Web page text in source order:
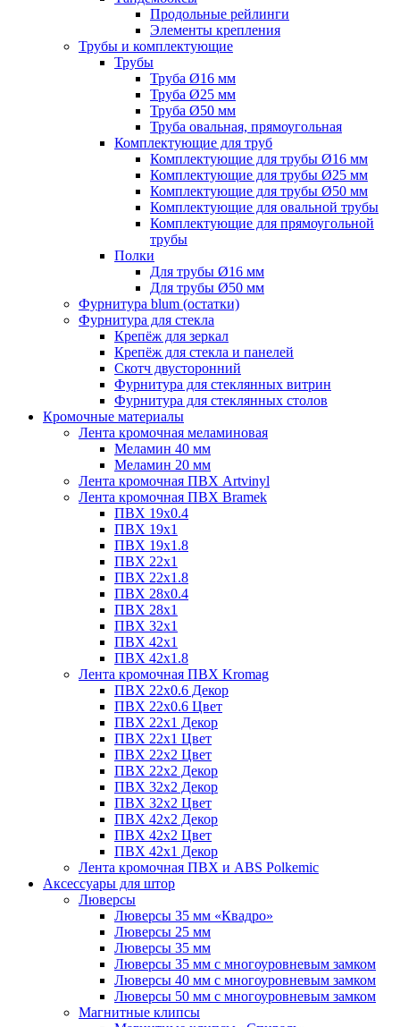
Продольные рейлинги
Элементы крепления
Трубы и комплектующие
Трубы
Труба Ø16 мм
Труба Ø25 мм
Труба Ø50 мм
Труба овальная, прямоугольная
Комплектующие для труб
Комплектующие для трубы Ø16 мм
Комплектующие для трубы Ø25 мм
Комплектующие для трубы Ø50 мм
Комплектующие для овальной трубы
Комплектующие для прямоугольной
трубы
Полки
Для трубы Ø16 мм
Для трубы Ø50 мм
Фурнитура blum (остатки)
Фурнитура для стекла
Крепёж для зеркал
Крепёж для стекла и панелей
Скотч двусторонний
Фурнитура для стеклянных витрин
Фурнитура для стеклянных столов
Кромочные материалы
Лента кромочная меламиновая
Меламин 40 мм
Меламин 20 мм
Лента кромочная ПВХ Artvinyl
Лента кромочная ПВХ Bramek
ПВХ 19x0.4
ПВХ 19х1
ПВХ 19х1.8
ПВХ 22х1
ПВХ 22х1.8
ПВХ 28х0.4
ПВХ 28х1
ПВХ 32x1
ПВХ 42х1
ПВХ 42х1.8
Лента кромочная ПВХ Kromag
ПВХ 22x0.6 Декор
ПВХ 22x0.6 Цвет
ПВХ 22x1 Декор
ПВХ 22x1 Цвет
ПВХ 22x2 Цвет
ПВХ 22x2 Декор
ПВХ 32x2 Декор
ПВХ 32x2 Цвет
ПВХ 42x2 Декор
ПВХ 42x2 Цвет
ПВХ 42x1 Декор
Лента кромочная ПВХ и ABS Polkemic
Аксессуары для штор
Люверсы
Люверсы 35 мм «Квадро»
Люверсы 25 мм
Люверсы 35 мм
Люверсы 35 мм с многоуровневым замком
Люверсы 40 мм с многоуровневым замком
Люверсы 50 мм с многоуровневым замком
Магнитные клипсы